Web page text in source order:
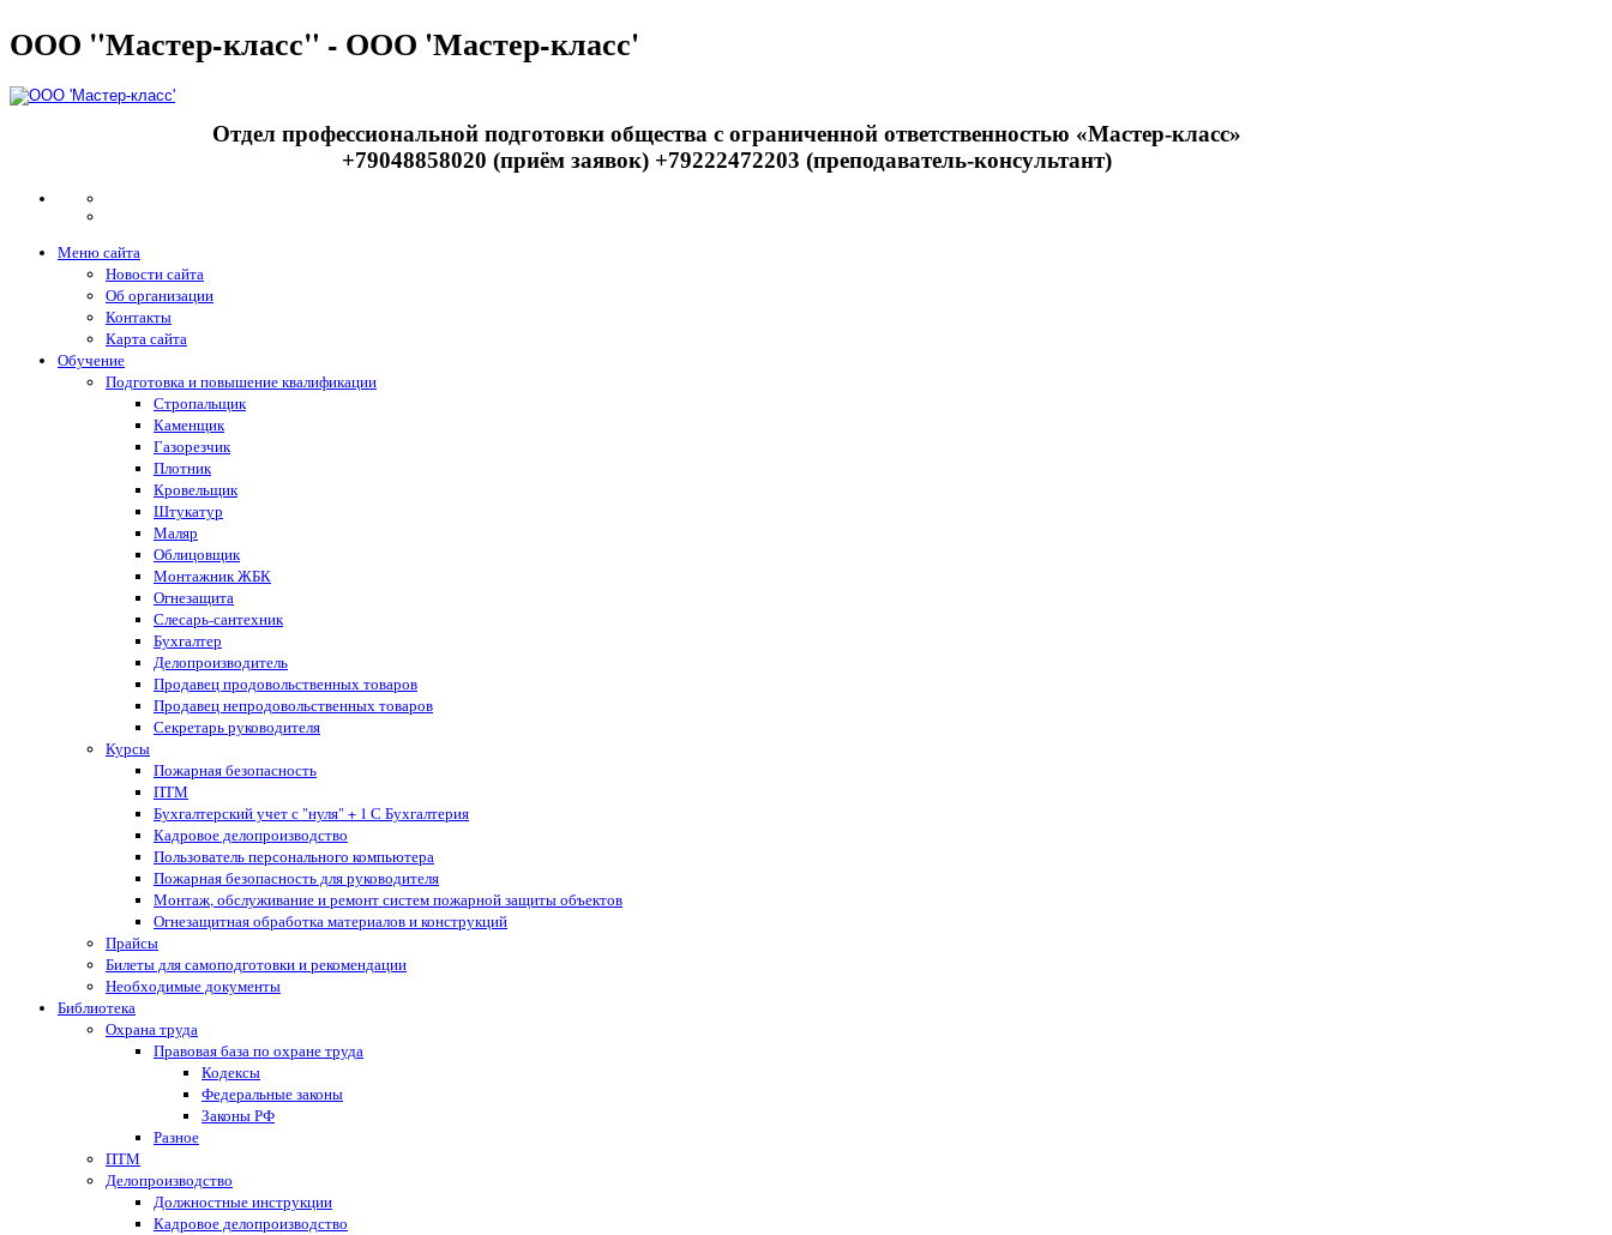
ООО "Мастер-класс" - ООО 'Мастер-класс'
Отдел профессиональной подготовки общества с ограниченной ответственностью «Мастер-класс»
+79048858020 (приём заявок) +79222472203 (преподаватель-консультант)
Меню сайта
Новости сайта
Об организации
Контакты
Карта сайта
Обучение
Подготовка и повышение квалификации
Стропальщик
Каменщик
Газорезчик
Плотник
Кровельщик
Штукатур
Маляр
Облицовщик
Монтажник ЖБК
Огнезащита
Слесарь-сантехник
Бухгалтер
Делопроизводитель
Продавец продовольственных товаров
Продавец непродовольственных товаров
Секретарь руководителя
Курсы
Пожарная безопасность
ПТМ
Бухгалтерский учет с "нуля" + 1 С Бухгалтерия
Кадровое делопроизводство
Пользователь персонального компьютера
Пожарная безопасность для руководителя
Монтаж, обслуживание и ремонт систем пожарной защиты объектов
Огнезащитная обработка материалов и конструкций
Прайсы
Билеты для самоподготовки и рекомендации
Необходимые документы
Библиотека
Охрана труда
Правовая база по охране труда
Кодексы
Федеральные законы
Законы РФ
Разное
ПТМ
Делопроизводство
Должностные инструкции
Кадровое делопроизводство